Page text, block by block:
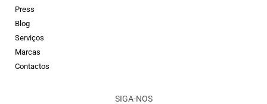
Press
Blog
Serviços
Marcas
Contactos
SIGA-NOS